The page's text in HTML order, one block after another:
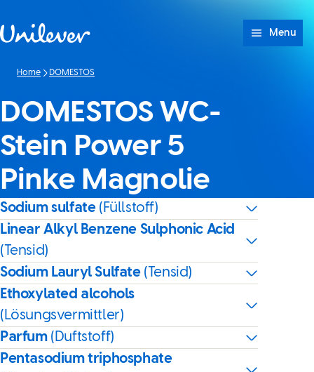
Menu
Home DOMESTOS
DOMESTOS WC-
Stein Power 5
Pinke Magnolie
Sodium sulfate (Füllstoff)
Linear Alkyl Benzene Sulphonic Acid
(Tensid)
Sodium Lauryl Sulfate (Tensid)
Ethoxylated alcohols
(Lösungsvermittler)
Parfum (Duftstoff)
Pentasodium triphosphate